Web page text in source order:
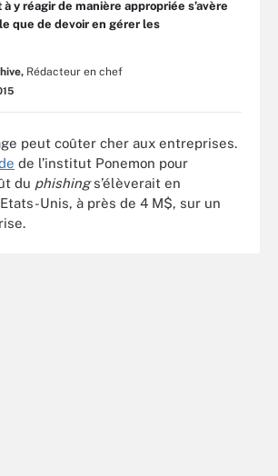
y réagir de manière appropriée s’avère
que de devoir en gérer les
Rédacteur en chef
peut coûter cher aux entreprises.
de l’institut Ponemon pour
du phishings’élèverait en
Unis, à près de 4 M$, sur un